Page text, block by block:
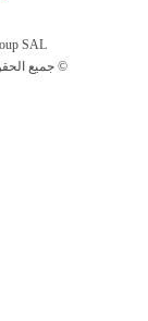
SAL
جميع الحقوق محفوظة لمجموعة العرب اليوم الاعلامية 2025 ©